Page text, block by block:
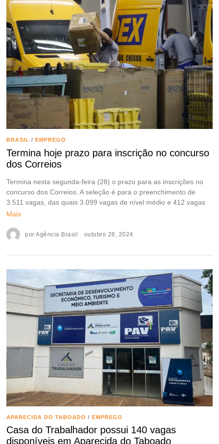
BRASIL / EMPREGO
Termina hoje prazo para inscrição no concurso
dos Correios
Termina nesta segunda-feira (28) o prazo para as inscrições no
concurso dos Correios. A seleção é para o preenchimento de
3.511 vagas, das quais 3.099 vagas de nível médio e 412 vagas
Mais
porAgência Brasil outubro 28, 2024
APARECIDA DO TABOADO / EMPREGO
Casa do Trabalhador possui 140 vagas
disponíveis em Aparecida do Taboado